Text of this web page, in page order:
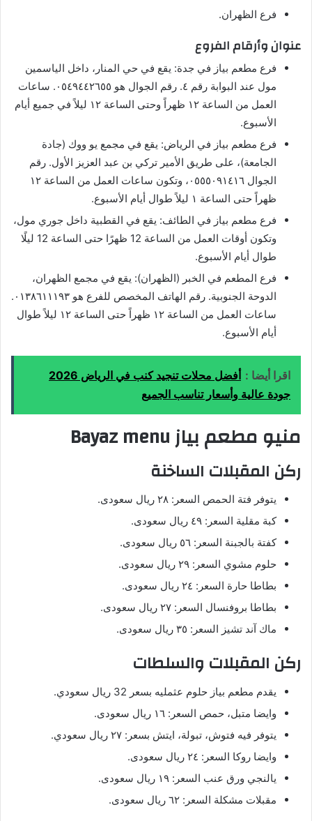
فرع الظهران.
عنوان وأرقام الفروع
فرع مطعم بياز في جدة: يقع في حي المنار، داخل الياسمين
مول عند البوابة رقم ٤. رقم الجوال هو ٠٥٤٩٤٤٢٦٥٥. ساعات
العمل من الساعة ١٢ ظهراً وحتى الساعة ١٢ ليلاً في جميع أيام
الأسبوع.
فرع مطعم بياز في الرياض: يقع في مجمع يو ووك (جادة
الجامعة)، على طريق الأمير تركي بن عبد العزيز الأول. رقم
الجوال ٠٥٥٥٠٩١٤١٦، وتكون ساعات العمل من الساعة ١٢
ظهراً حتى الساعة ١ ليلاً طوال أيام الأسبوع.
فرع مطعم بياز في الطائف: يقع في القطبية داخل جوري مول،
وتكون أوقات العمل من الساعة 12 ظهرًا حتى الساعة 12 ليلًا
طوال أيام الأسبوع.
فرع المطعم في الخبر (الظهران): يقع في مجمع الظهران،
الدوحة الجنوبية. رقم الهاتف المخصص للفرع هو ٠١٣٨٦١١١٩٣.
ساعات العمل من الساعة ١٢ ظهراً حتى الساعة ١٢ ليلاً طوال
أيام الأسبوع.
اقرا أيضا :
أفضل محلات تنجيد كنب في الرياض 2026
جودة عالية وأسعار تناسب الجميع
منيو مطعم بياز Bayaz menu
ركن المقبلات الساخنة
يتوفر فتة الحمص السعر: ٢٨ ريال سعودى.
كبة مقلية السعر: ٤٩ ريال سعودى.
كفتة بالجبنة السعر: ٥٦ ريال سعودى.
حلوم مشوي السعر: ٢٩ ريال سعودى.
بطاطا حارة السعر: ٢٤ ريال سعودى.
بطاطا بروفنسال السعر: ٢٧ ريال سعودى.
ماك آند تشيز السعر: ٣٥ ريال سعودى.
ركن المقبلات والسلطات
يقدم مطعم بياز حلوم عثمليه بسعر 32 ريال سعودي.
وايضا متبل، حمص السعر: ١٦ ريال سعودى.
يتوفر فيه فتوش، تبولة، ايتش بسعر: ٢٧ ريال سعودي.
وايضا روكا السعر: ٢٤ ريال سعودى.
يالنجي ورق عنب السعر: ١٩ ريال سعودى.
مقبلات مشكلة السعر: ٦٢ ريال سعودى.